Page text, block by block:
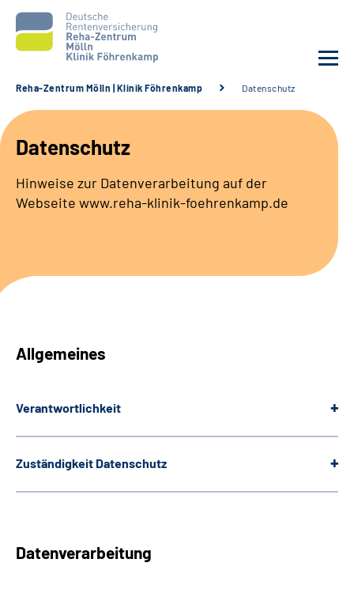
Unsere Klinik
Unsere Angebote
Service
Gebärdensprache
Reha-Zentrum Mölln | Klinik Föhrenkamp Datenschutz
Datenschutz
Hinweise zur Datenverarbeitung auf der
Webseite www.reha-klinik-foehrenkamp.de
Allgemeines
Verantwortlichkeit
Zuständigkeit Datenschutz
Datenverarbeitung